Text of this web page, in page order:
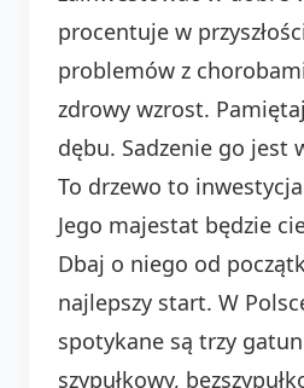
procentuje w
problemów z
zdrowy wzrost.
dębu. Sadzenie go jest
To drzewo to inwestycja
Jego majestat będzie
Dbaj o niego od
najlepszy start. W
spotykane są trzy
szypułkowy,